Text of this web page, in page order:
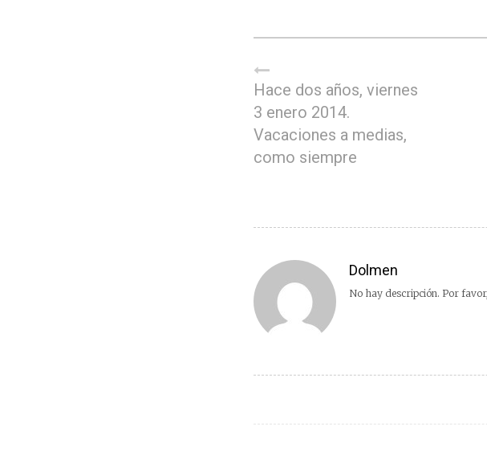
Hace dos años, viernes
3 enero 2014.
Vacaciones a medias,
como siempre
Dolmen
No hay descripción. Por